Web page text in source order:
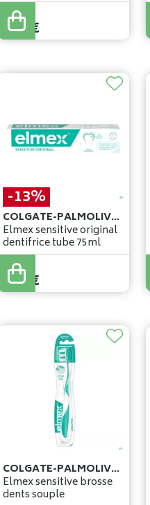
4,99€
4,49 €
-13%
COLGATE-PALMOLIVE BELGIUM
Elmex sensitive original
dentifrice tube 75ml
6,29€
5,49 €
COLGATE-PALMOLIVE BELGIUM
Elmex sensitive brosse
dents souple